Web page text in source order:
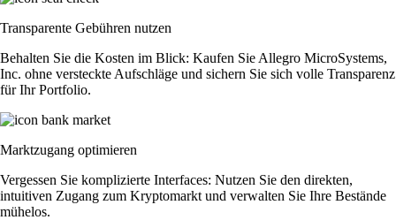
Transparente Gebühren nutzen
Behalten Sie die Kosten im Blick: Kaufen Sie Allegro MicroSystems,
Inc. ohne versteckte Aufschläge und sichern Sie sich volle Transparenz
für Ihr Portfolio.
Marktzugang optimieren
Vergessen Sie komplizierte Interfaces: Nutzen Sie den direkten,
intuitiven Zugang zum Kryptomarkt und verwalten Sie Ihre Bestände
mühelos.